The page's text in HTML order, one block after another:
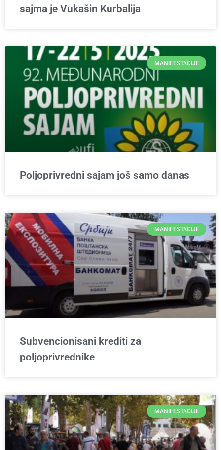
sajma je Vukašin Kurbalija
MANIFESTACIJE
Poljoprivredni sajam još samo danas
MANIFESTACIJE
Subvencionisani krediti za
poljoprivrednike
MANIFESTACIJE